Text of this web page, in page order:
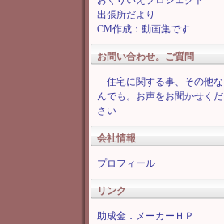
出張所だより
CM作成：動画集です
お問い合わせ。ご質問
住宅に関する事、その他な
んでも。お声をお聞かせくだ
さい
会社情報
プロフィール
リンク
助成金．メーカーＨＰ